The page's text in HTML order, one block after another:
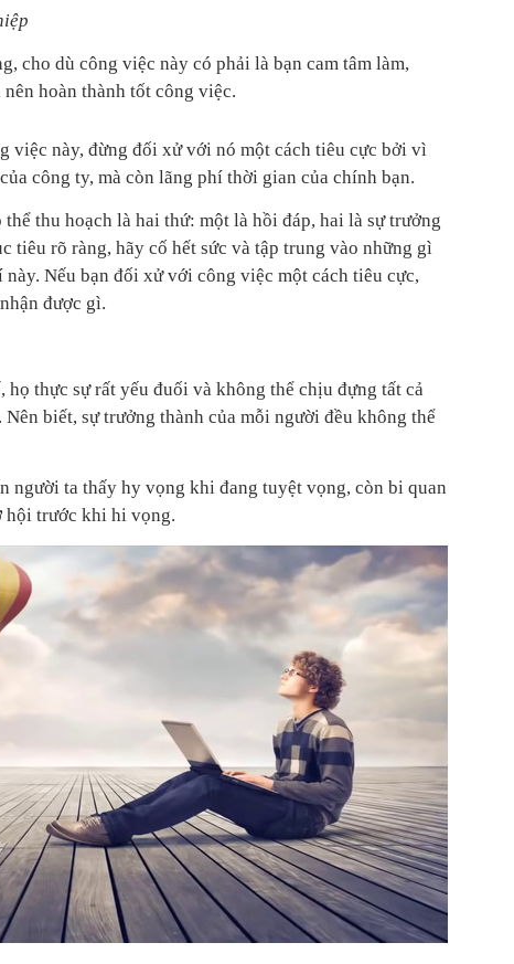
cho dù công việc này có phải là bạn cam tâm làm,
hoàn thành tốt công việc.
việc này, đừng đối xử với nó một cách tiêu cực bởi vì
công ty, mà còn lãng phí thời gian của chính bạn.
thu hoạch là hai thứ: một là hồi đáp, hai là sự trưởng
tiêu rõ ràng, hãy cố hết sức và tập trung vào những gì
Nếu bạn đối xử với công việc một cách tiêu cực,
được gì.
thực sự rất yếu đuối và không thể chịu đựng tất cả
biết, sự trưởng thành của mỗi người đều không thể
người ta thấy hy vọng khi đang tuyệt vọng, còn bi quan
hội trước khi hi vọng.